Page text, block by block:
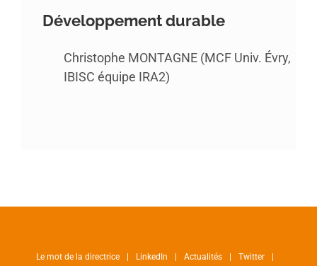
Développement durable
Christophe MONTAGNE (MCF Univ. Évry,
IBISC équipe IRA2)
Le mot de la directrice LinkedIn Actualités Twitter